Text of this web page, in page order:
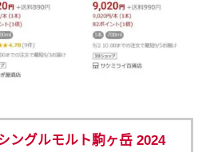
ングルモルト駒ヶ岳 2024